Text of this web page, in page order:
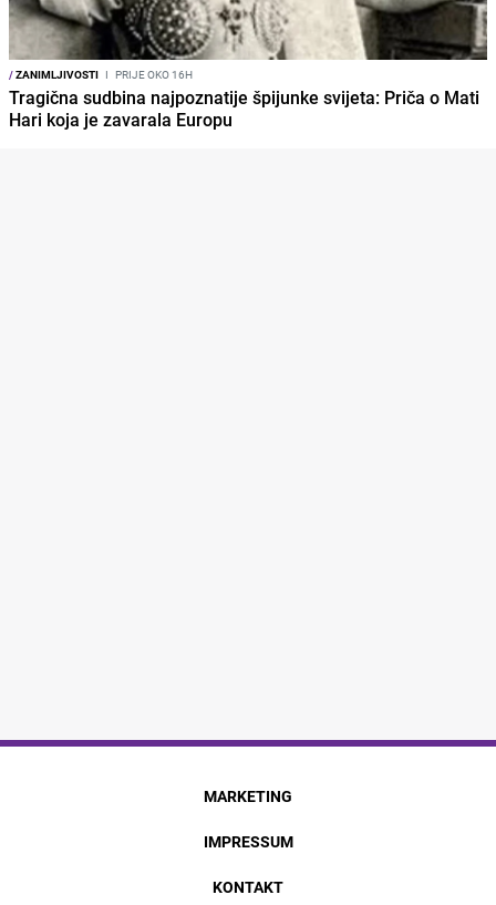
/ZANIMLJIVOSTI I PRIJE OKO 16H
Tragična sudbina najpoznatije špijunke svijeta: Priča o Mati
Hari koja je zavarala Europu
MARKETING
IMPRESSUM
KONTAKT